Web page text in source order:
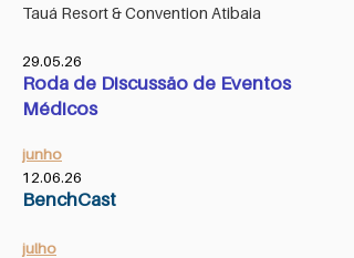
Tauá Resort & Convention Atibaia
29.05.26
Roda de Discussão de Eventos
Médicos
junho
12.06.26
BenchCast
julho